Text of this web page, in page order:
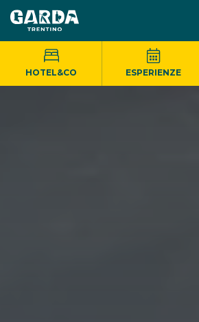
HOTEL&CO ESPERIENZE